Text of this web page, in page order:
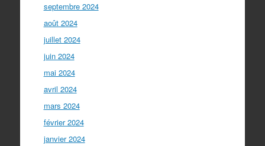
septembre 2024
août 2024
juillet 2024
juin 2024
mai 2024
avril 2024
mars 2024
février 2024
janvier 2024